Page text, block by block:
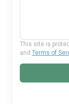
This site is
and Terms of